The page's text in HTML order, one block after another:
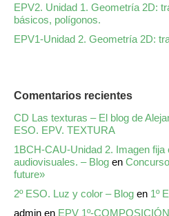
EPV2. Unidad 1. Geometría 2D:
básicos, polígonos.
EPV1-Unidad 2. Geometría 2D:
Comentarios recientes
CD Las texturas – El blog de
ESO. EPV. TEXTURA
1BCH-CAU-Unidad 2. Imagen fija
audiovisuales. – Blog en
future»
2º ESO. Luz y color – Blog en 1º
admin en EPV 1º-